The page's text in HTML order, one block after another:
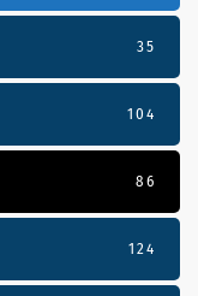
35
104
86
124